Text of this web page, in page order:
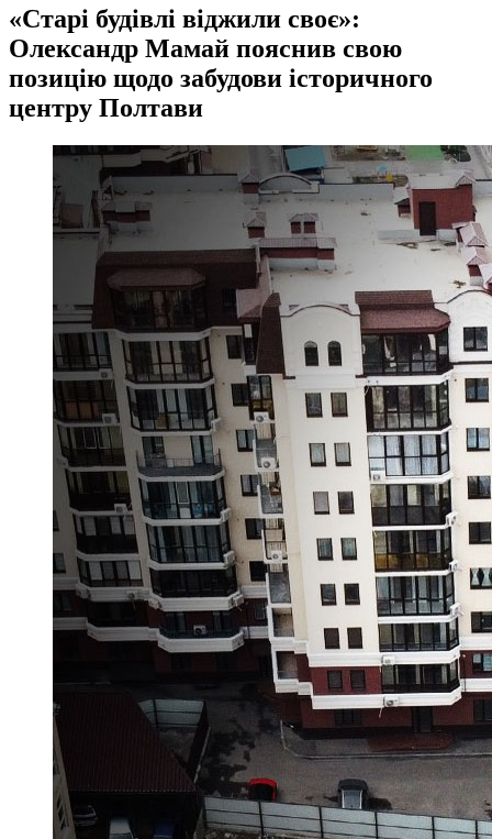
«Старі будівлі віджили своє»:
Олександр Мамай пояснив свою
позицію щодо забудови історичного
центру Полтави